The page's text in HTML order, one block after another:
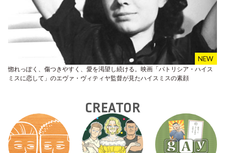
惚れっぽく、傷つきやすく、愛を渇望し続ける。映画「パトリシア・ハイス
ミスに恋して」のエヴァ・ヴィティヤ監督が見たハイスミスの素顔
CREATOR